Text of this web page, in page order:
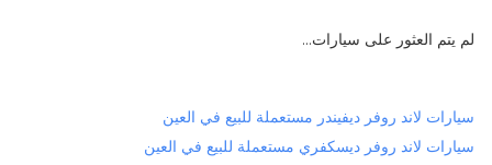
لم يتم العثور على سيارات...
سيارات لاند روفر ديفيندر مستعملة للبيع في العين
سيارات لاند روفر ديسكفري مستعملة للبيع في العين